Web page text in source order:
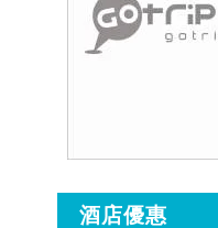
酒店優惠